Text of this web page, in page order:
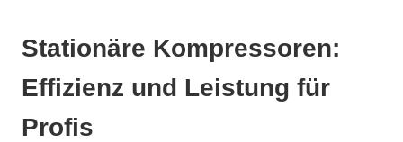
Stationäre Kompressoren:
Effizienz und Leistung für
Profis